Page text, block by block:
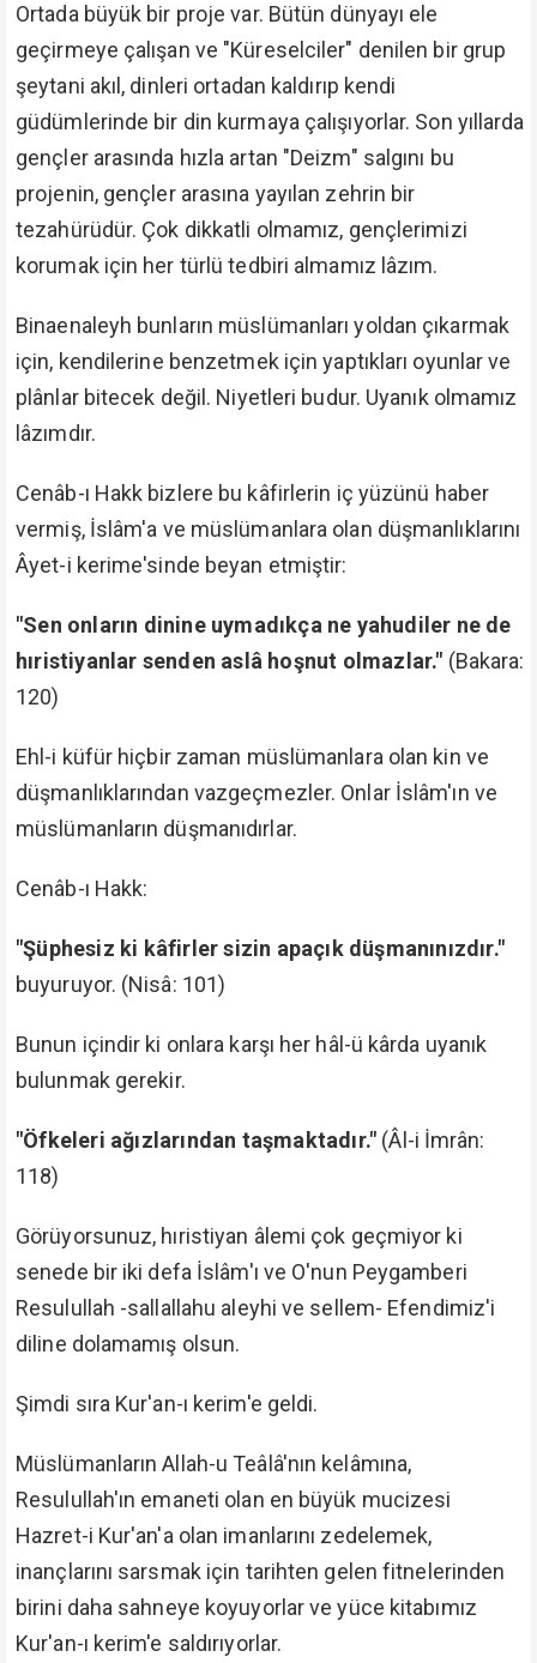
Ortada büyük bir proje var. Bütün dünyayı ele
geçirmeye çalışan ve "Küreselciler" denilen bir grup
şeytani akıl, dinleri ortadan kaldırıp kendi
güdümlerinde bir din kurmaya çalışıyorlar. Son yıllarda
gençler arasında hızla artan "Deizm" salgını bu
projenin, gençler arasına yayılan zehrin bir
tezahürüdür. Çok dikkatli olmamız, gençlerimizi
korumak için her türlü tedbiri almamız lâzım.
Binaenaleyh bunların müslümanları yoldan çıkarmak
için, kendilerine benzetmek için yaptıkları oyunlar ve
plânlar bitecek değil. Niyetleri budur. Uyanık olmamız
lâzımdır.
Cenâb-ı Hakk bizlere bu kâfirlerin iç yüzünü haber
vermiş, İslâm'a ve müslümanlara olan düşmanlıklarını
Âyet-i kerime'sinde beyan etmiştir:
"Sen onların dinine uymadıkça ne yahudiler ne de
hıristiyanlar senden aslâ hoşnut olmazlar." (Bakara:
120)
Ehl-i küfür hiçbir zaman müslümanlara olan kin ve
düşmanlıklarından vazgeçmezler. Onlar İslâm'ın ve
müslümanların düşmanıdırlar.
Cenâb-ı Hakk:
"Şüphesiz ki kâfirler sizin apaçık düşmanınızdır."
buyuruyor. (Nisâ: 101)
Bunun içindir ki onlara karşı her hâl-ü kârda uyanık
bulunmak gerekir.
"Öfkeleri ağızlarından taşmaktadır." (Âl-i İmrân:
118)
Görüyorsunuz, hıristiyan âlemi çok geçmiyor ki
senede bir iki defa İslâm'ı ve O'nun Peygamberi
Resulullah -sallallahu aleyhi ve sellem- Efendimiz'i
diline dolamamış olsun.
Şimdi sıra Kur'an-ı kerim'e geldi.
Müslümanların Allah-u Teâlâ'nın kelâmına,
Resulullah'ın emaneti olan en büyük mucizesi
Hazret-i Kur'an'a olan imanlarını zedelemek,
inançlarını sarsmak için tarihten gelen fitnelerinden
birini daha sahneye koyuyorlar ve yüce kitabımız
Kur'an-ı kerim'e saldırıyorlar.